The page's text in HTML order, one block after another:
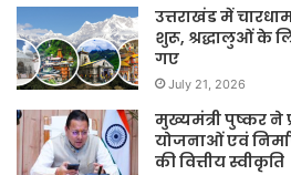
उत्तराखंड में
शुरू, श्रद्धालुओं के
गए
July 21, 2026
मुख्यमंत्री पुष्कर ने
योजनाओं एवं
की वित्तीय स्वीकृति